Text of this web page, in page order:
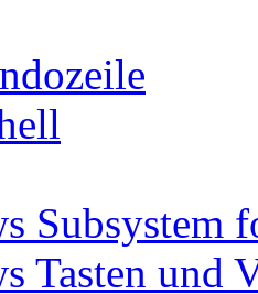
Subsystem
Tasten und